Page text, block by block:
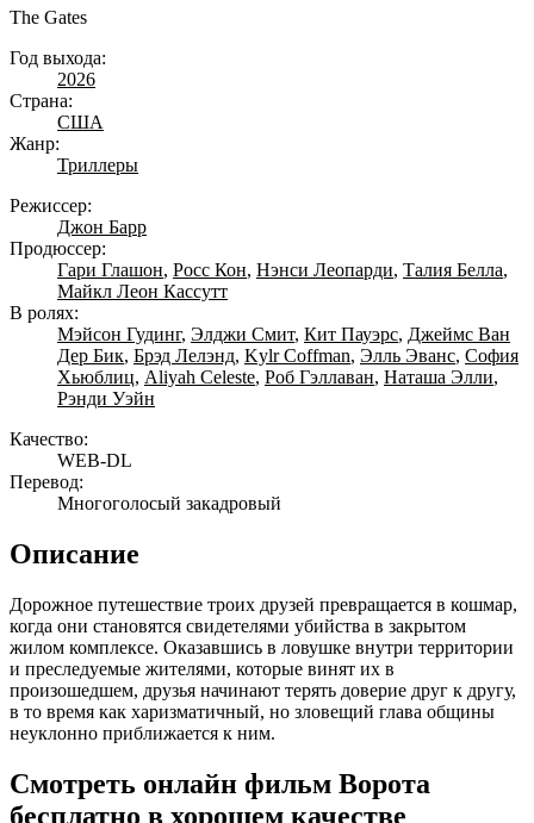
The Gates
Год выхода:
2026
Страна:
США
Жанр:
Триллеры
Режиссер:
Джон Барр
Продюссер:
Гари Глашон, Росс Кон, Нэнси Леопарди, Талия Белла,
Майкл Леон Кассутт
В ролях:
Мэйсон Гудинг, Элджи Смит, Кит Пауэрс, Джеймс Ван
Дер Бик, Брэд Лелэнд, Kylr Coffman, Элль Эванс, София
Хьюблиц, Aliyah Celeste, Роб Гэллаван, Наташа Элли,
Рэнди Уэйн
Качество:
WEB-DL
Перевод:
Многоголосый закадровый
Описание
Дорожное путешествие троих друзей превращается в кошмар,
когда они становятся свидетелями убийства в закрытом
жилом комплексе. Оказавшись в ловушке внутри территории
и преследуемые жителями, которые винят их в
произошедшем, друзья начинают терять доверие друг к другу,
в то время как харизматичный, но зловещий глава общины
неуклонно приближается к ним.
Смотреть онлайн фильм Ворота
бесплатно в хорошем качестве